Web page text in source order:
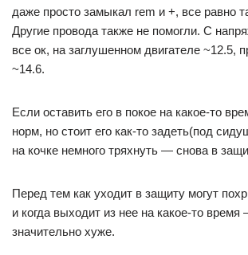
даже просто замыкал rem и +, все равно
Другие провода также не помогли. С
все ок, на заглушенном двигателе ~12.5,
~14.6.
Если оставить его в покое на какое-то
норм, но стоит его как-то задеть(под
на кочке немного тряхнуть — снова в
Перед тем как уходит в защиту могут
и когда выходит из нее на какое-то время
значительно хуже.